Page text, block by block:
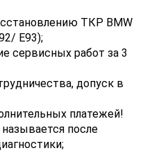
ТКР BMW
E93);
сервисных работ за 3
допуск в
платежей!
после